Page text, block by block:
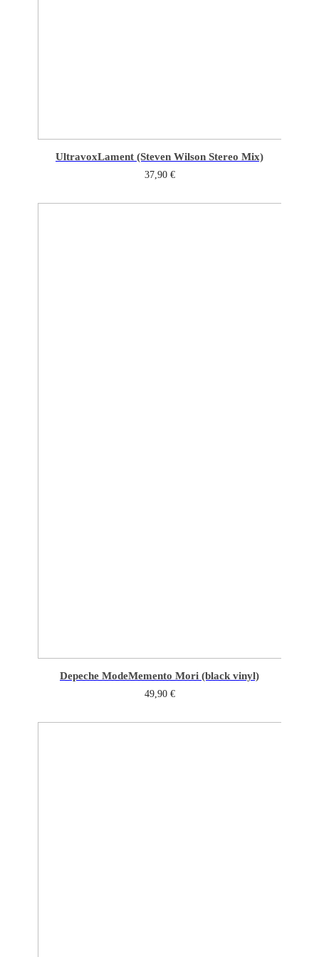
UltravoxLament (Steven Wilson Stereo Mix)
37,90 €
Depeche ModeMemento Mori (black vinyl)
49,90 €